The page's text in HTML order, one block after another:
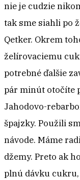
nie je cudzie
tak sme siahli po
Qetker. Okrem
želírovaciemu
potrebné ďalšie
pár minút otočíte
Jahodovo-
špajzky. Použili
návode. Máme
džemy. Preto ak
plnú dávku cukru,